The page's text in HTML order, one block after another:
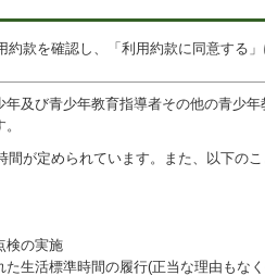
款を確認し、「利用約款に同意する
年及び青少年教育指導者その他の青少
間が定められています。また、以下の
検の実施
た生活標準時間の履行(正当な理由も